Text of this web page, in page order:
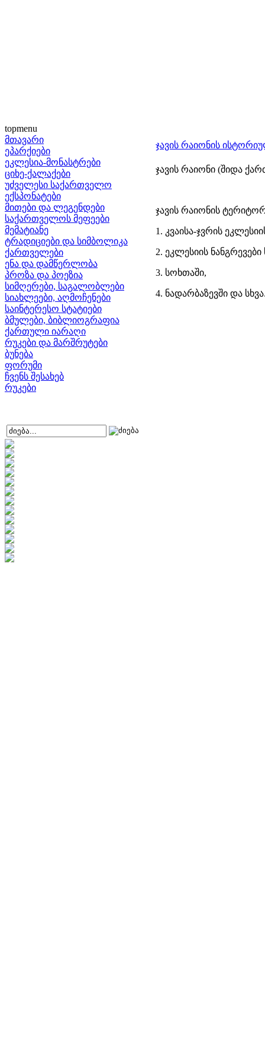
topmenu
მთავარი
ეპარქიები
ეკლესია-მონასტრები
ციხე-ქალაქები
უძველესი საქართველო
ექსპონატები
მითები და ლეგენდები
საქართველოს მეფეები
მემატიანე
ტრადიციები და სიმბოლიკა
ქართველები
ენა და დამწერლობა
პროზა და პოეზია
სიმღერები, საგალობლები
სიახლეები, აღმოჩენები
საინტერესო სტატიები
ბმულები, ბიბლიოგრაფია
ქართული იარაღი
რუკები და მარშრუტები
ბუნება
ფორუმი
ჩვენს შესახებ
რუკები
ჯავის რაიონის
ჯავის რაიონი (შიდა
ჯავის რაიონის
1. კვაისა-ჯვრის
2. ეკლესიის
3. სოხთაში,
4. ნადარბაზევში და